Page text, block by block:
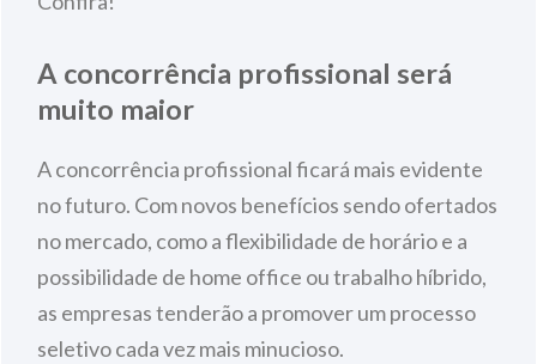
A concorrência profissional será
muito maior
A concorrência profissional ficará mais evidente
no futuro. Com novos benefícios sendo ofertados
no mercado, como a flexibilidade de horário e a
possibilidade de home office ou trabalho híbrido,
as empresas tenderão a promover um processo
seletivo cada vez mais minucioso.